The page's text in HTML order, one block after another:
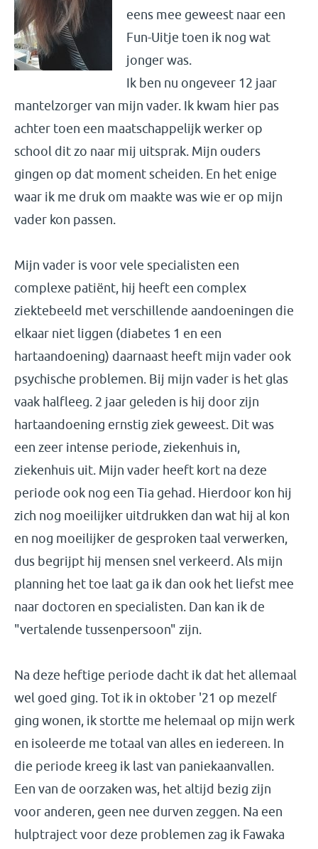
eens mee geweest naar een
Fun-Uitje toen ik nog wat
jonger was.
Ik ben nu ongeveer 12 jaar
mantelzorger van mijn vader. Ik kwam hier pas
achter toen een maatschappelijk werker op
school dit zo naar mij uitsprak. Mijn ouders
gingen op dat moment scheiden. En het enige
waar ik me druk om maakte was wie er op mijn
vader kon passen.
Mijn vader is voor vele specialisten een
complexe patiënt, hij heeft een complex
ziektebeeld met verschillende aandoeningen die
elkaar niet liggen (diabetes 1 en een
hartaandoening) daarnaast heeft mijn vader ook
psychische problemen. Bij mijn vader is het glas
vaak halfleeg. 2 jaar geleden is hij door zijn
hartaandoening ernstig ziek geweest. Dit was
een zeer intense periode, ziekenhuis in,
ziekenhuis uit. Mijn vader heeft kort na deze
periode ook nog een Tia gehad. Hierdoor kon hij
zich nog moeilijker uitdrukken dan wat hij al kon
en nog moeilijker de gesproken taal verwerken,
dus begrijpt hij mensen snel verkeerd. Als mijn
planning het toe laat ga ik dan ook het liefst mee
naar doctoren en specialisten. Dan kan ik de
"vertalende tussenpersoon" zijn.
Na deze heftige periode dacht ik dat het allemaal
wel goed ging. Tot ik in oktober '21 op mezelf
ging wonen, ik stortte me helemaal op mijn werk
en isoleerde me totaal van alles en iedereen. In
die periode kreeg ik last van paniekaanvallen.
Een van de oorzaken was, het altijd bezig zijn
voor anderen, geen nee durven zeggen. Na een
hulptraject voor deze problemen zag ik Fawaka